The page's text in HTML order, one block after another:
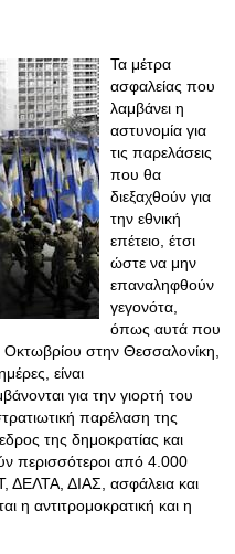
Τα μέτρα
ασφαλείας που
λαμβάνει η
αστυνομία για
τις παρελάσεις
που θα
διεξαχθούν για
την εθνική
επέτειο, έτσι
ώστε να μην
επαναληφθούν
γεγονότα,
όπως αυτά που
στην Θεσσαλονίκη,
είναι
για την γιορτή του
παρέλαση της
της δημοκρατίας και
περισσότεροι από 4.000
ΔΕΛΤΑ, ΔΙΑΣ, ασφάλεια και
η αντιτρομοκρατική και η